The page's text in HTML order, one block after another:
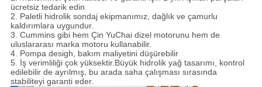
ücretsiz tedarik edin
2. Paletli hidrolik sondaj ekipmanımız, dağlık ve çamurlu
kaldırımlara uygundur.
3. Cummins gibi hem Çin YuChai dizel motorunu hem de
uluslararası marka motoru kullanabilir.
4. Pompa desigh, bakım maliyetini düşürebilir
5. İş verimliliği çok yüksektir.Büyük hidrolik yağ tasarımı, kontrol
edilebilir de ayrılmış, bu arada saha çalışması sırasında
stabiliteyi garanti eder.